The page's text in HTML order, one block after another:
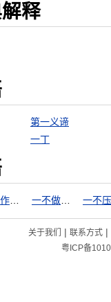
释
第一义谛
一丁
关于我们 | 联系方式|
粤ICP备